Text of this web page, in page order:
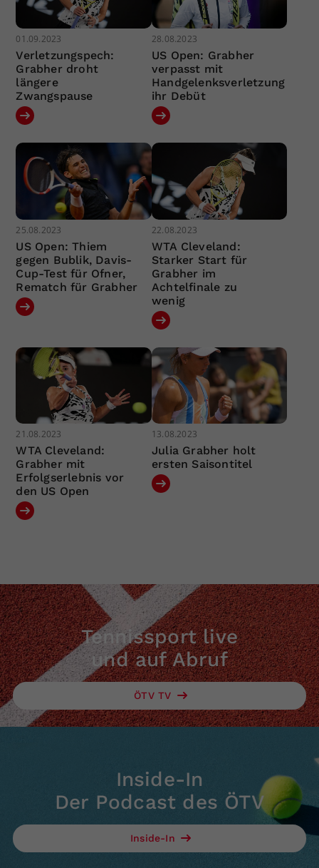
01.09.2023
Verletzungspech:
Grabher droht
längere
Zwangspause
28.08.2023
US Open: Grabher
verpasst mit
Handgelenksverletzung
ihr Debüt
25.08.2023
US Open: Thiem
gegen Bublik, Davis-
Cup-Test für Ofner,
Rematch für Grabher
22.08.2023
WTA Cleveland:
Starker Start für
Grabher im
Achtelfinale zu
wenig
21.08.2023
WTA Cleveland:
Grabher mit
Erfolgserlebnis vor
den US Open
13.08.2023
Julia Grabher holt
ersten Saisontitel
Tennissport live
und auf Abruf
ÖTV TV
Inside-In
Der Podcast des ÖTV
Inside-In